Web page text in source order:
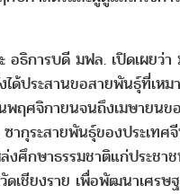
อธิการบดี มฟล. เปิดเผยว่
ประสานขอสายพันธุ์ที่เหม
พฤศจิกายนจนถึงเมษายน
กุระสายพันธุ์ของประเทศ
งศึกษาธรรมชาติแก่ประชา
ดเชียงราย เพื่อพัฒนาเศรษ